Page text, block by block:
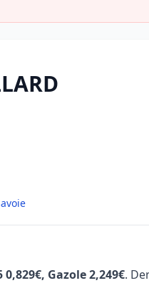
0,829€, Gazole 2,249€.